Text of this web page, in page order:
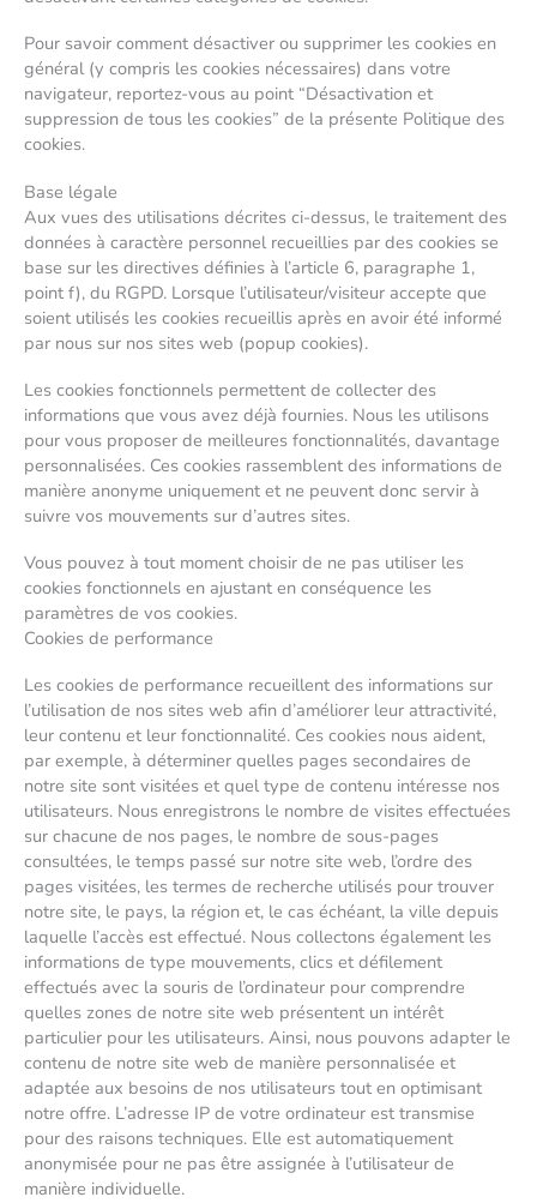
Pour savoir comment désactiver ou supprimer les cookies en
général (y compris les cookies nécessaires) dans votre
navigateur, reportez-vous au point “Désactivation et
suppression de tous les cookies” de la présente Politique des
cookies.
Base légale
Aux vues des utilisations décrites ci-dessus, le traitement des
données à caractère personnel recueillies par des cookies se
base sur les directives définies à l’article 6, paragraphe 1,
point f), du RGPD. Lorsque l’utilisateur/visiteur accepte que
soient utilisés les cookies recueillis après en avoir été informé
par nous sur nos sites web (popup cookies).
Les cookies fonctionnels permettent de collecter des
informations que vous avez déjà fournies. Nous les utilisons
pour vous proposer de meilleures fonctionnalités, davantage
personnalisées. Ces cookies rassemblent des informations de
manière anonyme uniquement et ne peuvent donc servir à
suivre vos mouvements sur d’autres sites.
Vous pouvez à tout moment choisir de ne pas utiliser les
cookies fonctionnels en ajustant en conséquence les
paramètres de vos cookies.
Cookies de performance
Les cookies de performance recueillent des informations sur
l’utilisation de nos sites web afin d’améliorer leur attractivité,
leur contenu et leur fonctionnalité. Ces cookies nous aident,
par exemple, à déterminer quelles pages secondaires de
notre site sont visitées et quel type de contenu intéresse nos
utilisateurs. Nous enregistrons le nombre de visites effectuées
sur chacune de nos pages, le nombre de sous-pages
consultées, le temps passé sur notre site web, l’ordre des
pages visitées, les termes de recherche utilisés pour trouver
notre site, le pays, la région et, le cas échéant, la ville depuis
laquelle l’accès est effectué. Nous collectons également les
informations de type mouvements, clics et défilement
effectués avec la souris de l’ordinateur pour comprendre
quelles zones de notre site web présentent un intérêt
particulier pour les utilisateurs. Ainsi, nous pouvons adapter le
contenu de notre site web de manière personnalisée et
adaptée aux besoins de nos utilisateurs tout en optimisant
notre offre. L’adresse IP de votre ordinateur est transmise
pour des raisons techniques. Elle est automatiquement
anonymisée pour ne pas être assignée à l’utilisateur de
manière individuelle.